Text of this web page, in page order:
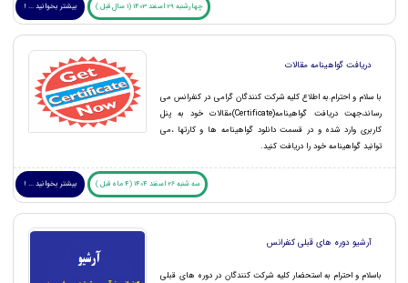
چهارشنبه 29 اسفند 1403 (1 سال قبل ) بیشتر بخوانید ... !
دریافت گواهینامه مقالات
با سلام و احترام.به اطلاع کلیه شرکت کنندگان گرامی در کنفرانس می
رساند،جهت دریافت گواهینامه(Certificate)مقالات خود به پنل
کاربری وارد شده و در قسمت دانلود گواهینامه ها و کارتها ،می
توانید گواهینامه خود را دریافت کنید.
سه شنبه 26 اسفند 1404 (4 ماه قبل ) بیشتر بخوانید ... !
آرشیو دوره های قبلی کنفرانس
باسلام و احترام به استحضار کلیه شرکت کنندگان در دوره های قبلی